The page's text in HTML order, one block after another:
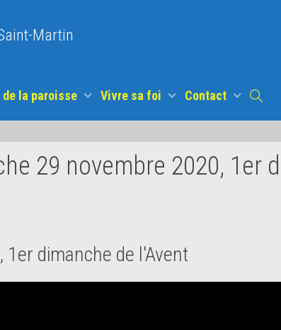
Martin
de la paroisse Vivre sa foi Contact
29 novembre 2020, 1er
dimanche de l'Avent